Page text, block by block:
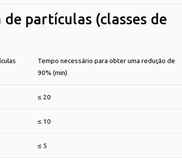
partículas (classes de
Tempo necessário para obter uma redução de
90% (min)
≤ 20
≤ 10
≤ 5